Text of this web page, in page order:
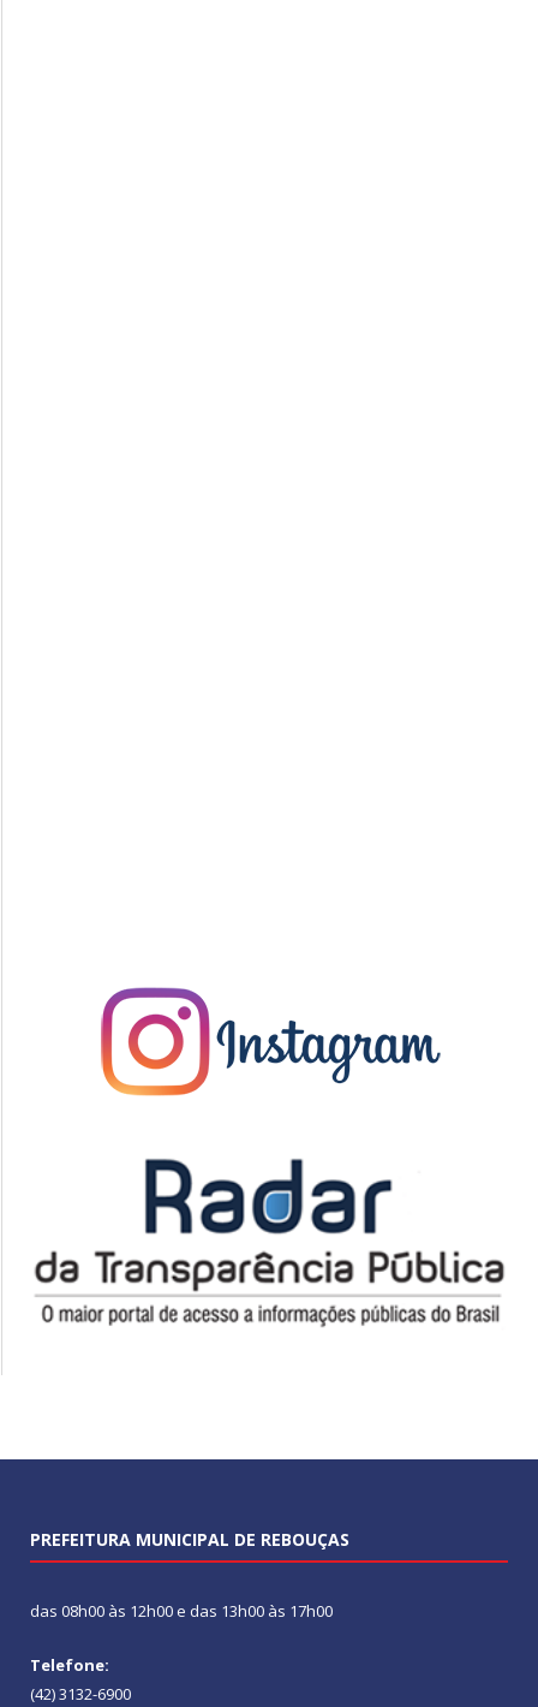
PREFEITURA MUNICIPAL DE REBOUÇAS
das 08h00 às 12h00 e das 13h00 às 17h00
Telefone:
(42) 3132-6900